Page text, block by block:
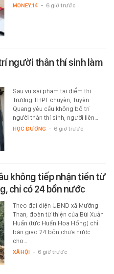
MONEY.14 - 6 giờ trước
người thân thí sinh làm
Sau vụ sai phạm tại điểm thi
Trường THPT chuyên, Tuyên
Quang yêu cầu không bố trí
người thân thí sinh, người liên…
HỌC ĐƯỜNG - 6 giờ trước
không tiếp nhận tiền từ
chỉ có 24 bồn nước
Theo đại diện UBND xã Mường
Than, đoàn từ thiện của Bùi Xuân
Huấn (tức Huấn Hoa Hồng) chỉ
bàn giao 24 bồn chứa nước
cho…
XÃ HỘI - 6 giờ trước